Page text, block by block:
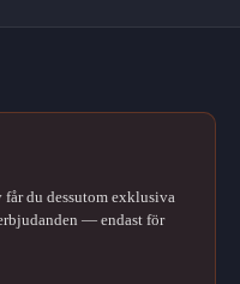
du dessutom exklusiva
— endast för